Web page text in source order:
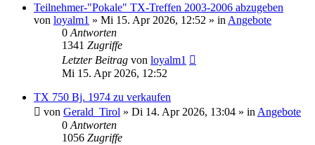
Teilnehmer-"Pokale" TX-Treffen 2003-2006 abzugeben
von loyalm1 » Mi 15. Apr 2026, 12:52 » in Angebote
0 Antworten
1341 Zugriffe
Letzter Beitrag von loyalm1
Mi 15. Apr 2026, 12:52
TX 750 Bj. 1974 zu verkaufen
von Gerald_Tirol » Di 14. Apr 2026, 13:04 » in Angebote
0 Antworten
1056 Zugriffe